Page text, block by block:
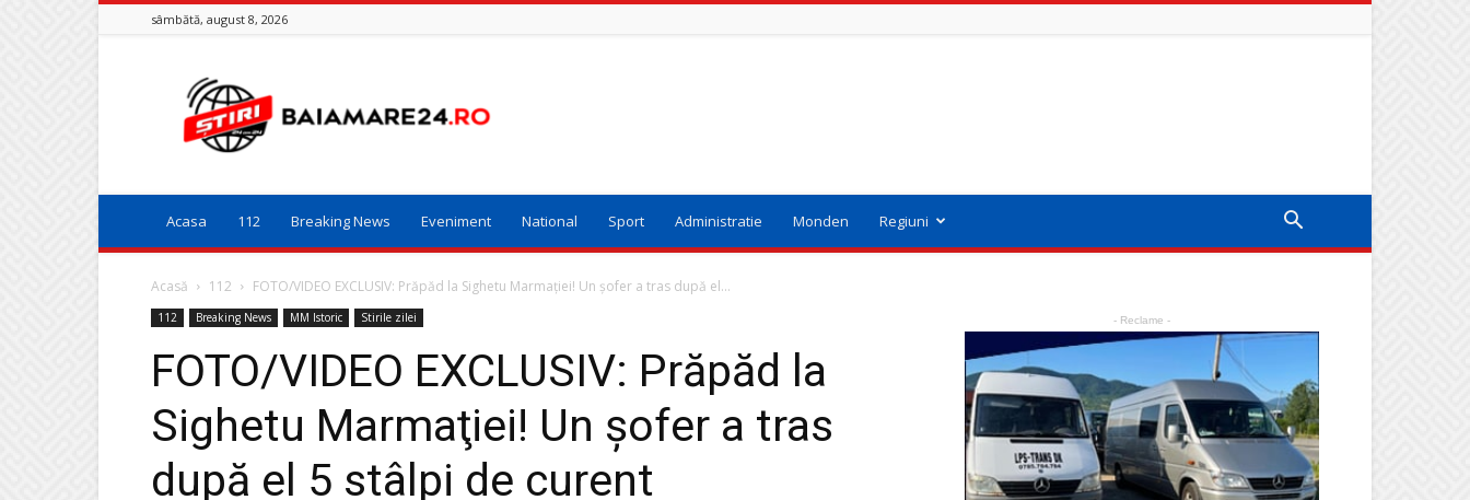
sâmbătă, august 8, 2026
Baia
Mare
24
Acasa 112 Breaking News Eveniment National Sport Administratie Monden Regiuni
Acasă 112 FOTO/VIDEO EXCLUSIV: Prăpăd la Sighetu Marmaţiei! Un şofer a tras după el...
112 Breaking News MM Istoric Stirile zilei
FOTO/VIDEO EXCLUSIV: Prăpăd la
Sighetu Marmaţiei! Un şofer a tras
după el 5 stâlpi de curent
- Reclame -